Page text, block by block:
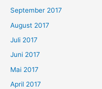
September 2017
August 2017
Juli 2017
Juni 2017
Mai 2017
April 2017